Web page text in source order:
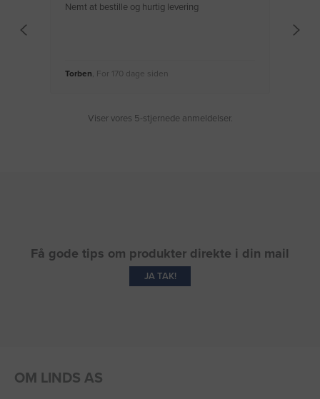
Nemt at bestille og hurtig levering
Torben , For 170 dage siden
Viser vores 5-stjernede anmeldelser.
Få gode tips om produkter direkte i din mail
JA TAK!
OM LINDS AS